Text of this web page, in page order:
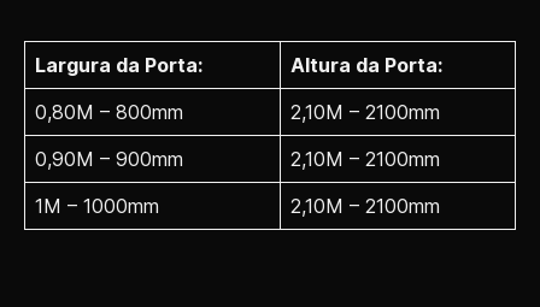
Largura da Porta:
Altura da Porta:
0,80M – 800mm
2,10M – 2100mm
0,90M – 900mm
2,10M – 2100mm
1M – 1000mm
2,10M – 2100mm